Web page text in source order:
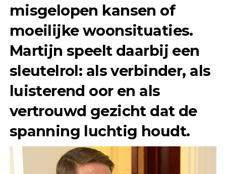
misgelopen kansen of
moeilijke woonsituaties.
Martijn speelt daarbij een
sleutelrol: als verbinder, als
luisterend oor en als
vertrouwd gezicht dat de
spanning luchtig houdt.